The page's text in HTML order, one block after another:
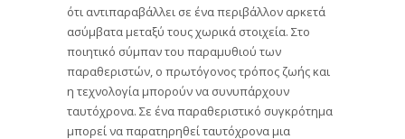
ότι αντιπαραβάλλει σε ένα περιβάλλον αρκετά
ασύμβατα μεταξύ τους χωρικά στοιχεία. Στο
ποιητικό σύμπαν του παραμυθιού των
παραθεριστών, ο πρωτόγονος τρόπος ζωής και
η τεχνολογία μπορούν να συνυπάρχουν
ταυτόχρονα. Σε ένα παραθεριστικό συγκρότημα
μπορεί να παρατηρηθεί ταυτόχρονα μια